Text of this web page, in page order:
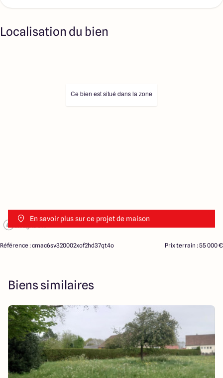
Localisation du bien
En savoir plus sur ce projet de maison
Ce bien est situé dans la zone
Référence : cmac6sv320002xof2hd37qt4o Prix terrain : 55 000 €
Biens similaires